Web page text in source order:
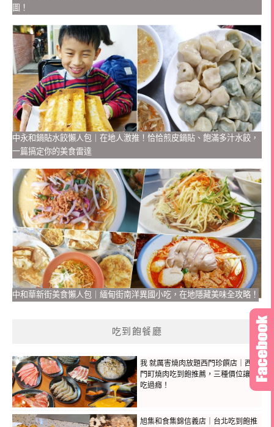
圖！
中永和鍋貼水餃懶人包｜在地人激推！恰恰煎皮鍋貼、飽滿多汁水餃，
一篇搞定你的美食雷達
中和華新街美食懶人包｜緬甸街南洋異國小吃，在地隱藏美味全攻略！
吃到飽餐廳
我 就厲害燒肉放題西門珍饌店｜西
門町燒肉吃到飽推薦，三種價位讓你
吃過癮！
旭集和食集錦信義店｜台北吃到飽推